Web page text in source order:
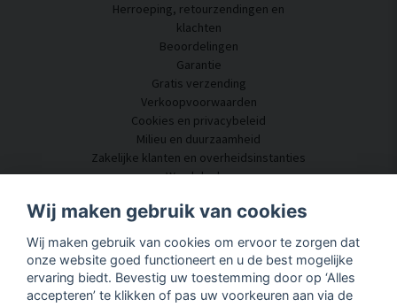
Herroeping, retourzendingen en
klachten
Beoordelingen
Garantie
Gratis verzending
Verkoopvoorwaarden
Cookies en privacybeleid
Milieu en duurzaamheid
Zakelijke klanten en overheidsinstanties
Word dealer
Klantenservice
Neem contact met ons op
Akoestisch advies
Montage en installatie
Vragen en antwoorden
Wij maken gebruik van cookies
Wij maken gebruik van cookies om ervoor te zorgen dat
onze website goed functioneert en u de best mogelijke
ervaring biedt. Bevestig uw toestemming door op ‘Alles
accepteren’ te klikken of pas uw voorkeuren aan via de